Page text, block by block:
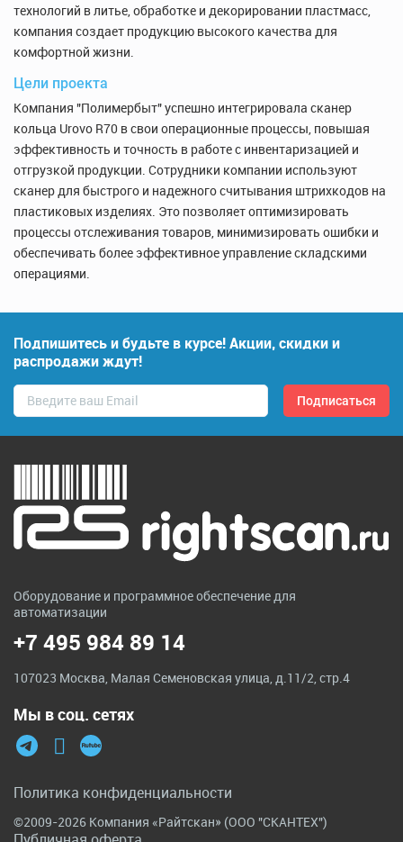
технологий в литье, обработке и декорировании пластмасс,
компания создает продукцию высокого качества для
комфортной жизни.
Цели проекта
Компания "Полимербыт" успешно интегрировала сканер
кольца Urovo R70 в свои операционные процессы, повышая
эффективность и точность в работе с инвентаризацией и
отгрузкой продукции. Сотрудники компании используют
сканер для быстрого и надежного считывания штрихкодов на
пластиковых изделиях. Это позволяет оптимизировать
процессы отслеживания товаров, минимизировать ошибки и
обеспечивать более эффективное управление складскими
операциями.
Подпишитесь и будьте в курсе! Акции, скидки и
распродажи ждут!
Оборудование и программное обеспечение для
автоматизации
+7 495 984 89 14
107023 Москва, Малая Семеновская улица, д.11/2, стр.4
Мы в соц. сетях
©2009-2026 Компания «Райтскан» (ООО "СКАНТЕХ")
Политика конфиденциальности